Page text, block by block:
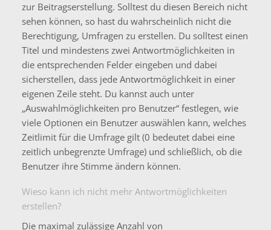
zur Beitragserstellung. Solltest du diesen Bereich nicht
sehen können, so hast du wahrscheinlich nicht die
Berechtigung, Umfragen zu erstellen. Du solltest einen
Titel und mindestens zwei Antwortmöglichkeiten in
die entsprechenden Felder eingeben und dabei
sicherstellen, dass jede Antwortmöglichkeit in einer
eigenen Zeile steht. Du kannst auch unter
„Auswahlmöglichkeiten pro Benutzer“ festlegen, wie
viele Optionen ein Benutzer auswählen kann, welches
Zeitlimit für die Umfrage gilt (0 bedeutet dabei eine
zeitlich unbegrenzte Umfrage) und schließlich, ob die
Benutzer ihre Stimme ändern können.
Wieso kann ich nicht mehr Antwortmöglichkeiten
erstellen?
Die maximal zulässige Anzahl von